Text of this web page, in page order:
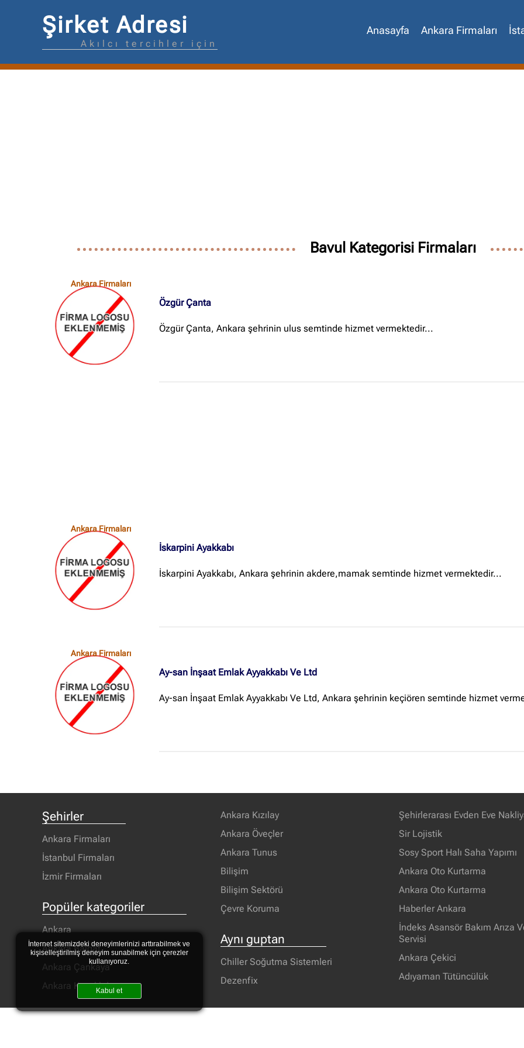
Şirket Adresi
Akılcı tercihler için
Anasayfa Ankara Firmaları
Bavul Kategorisi Firmaları
Ankara Firmaları
Özgür Çanta
Özgür Çanta, Ankara şehrinin ulus semtinde hizmet vermektedir...
Ankara Firmaları
İskarpini Ayakkabı
İskarpini Ayakkabı, Ankara şehrinin akdere,mamak semtinde hizmet vermektedir...
Ankara Firmaları
Ay-san İnşaat Emlak Ayyakkabı Ve Ltd
Ay-san İnşaat Emlak Ayyakkabı Ve Ltd, Ankara şehrinin keçiören semtinde hizmet
Şehirler
Ankara Firmaları
İstanbul Firmaları
İzmir Firmaları
Popüler kategoriler
Ankara
Ankara Balgat
Ankara Çankaya
Ankara Kavaklıdere
Ankara Kızılay
Ankara Öveçler
Ankara Tunus
Bilişim
Bilişim Sektörü
Çevre Koruma
Aynı guptan
Chiller Soğutma Sistemleri
Dezenfix
Şehirlerarası Evden Eve
Sir Lojistik
Sosy Sport Halı Saha Yapımı
Ankara Oto Kurtarma
Ankara Oto Kurtarma
Haberler Ankara
İndeks Asansör Bakım Arıza
Servisi
Ankara Çekici
Adıyaman Tütüncülük
İnternet sitemizdeki deneyimlerinizi arttırabilmek ve
kişiselleştirilmiş deneyim sunabilmek için çerezler
kullanıyoruz.
Kabul et